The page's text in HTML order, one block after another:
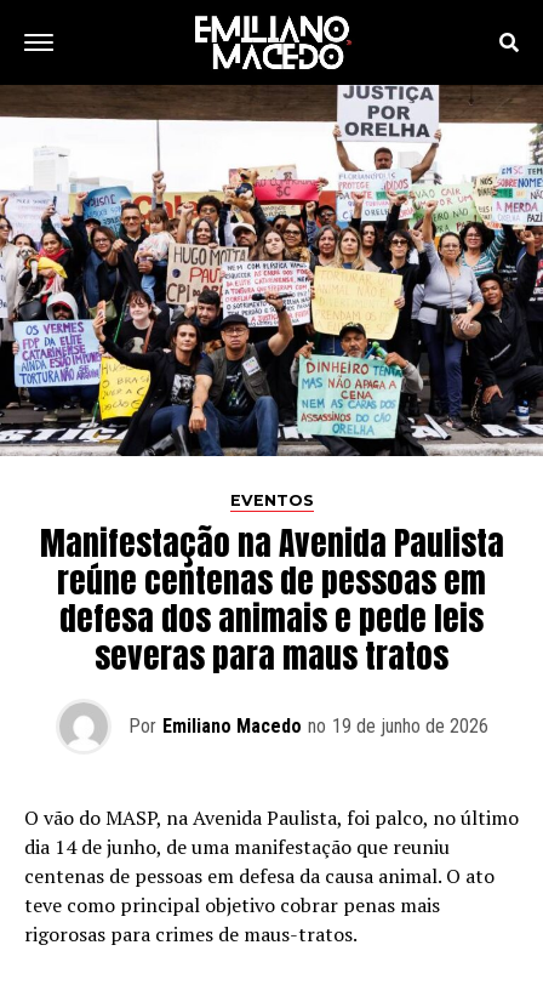
EVENTOS
Manifestação na Avenida Paulista
reúne centenas de pessoas em
defesa dos animais e pede leis
severas para maus tratos
Por Emiliano Macedo no 19 de junho de 2026
O vão do MASP, na Avenida Paulista, foi palco, no último
dia 14 de junho, de uma manifestação que reuniu
centenas de pessoas em defesa da causa animal. O ato
teve como principal objetivo cobrar penas mais
rigorosas para crimes de maus-tratos.